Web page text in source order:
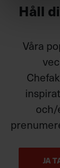
Håll
Våra
och/
JA